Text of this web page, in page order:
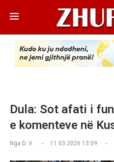
Dula: Sot afati i
e komenteve në
Nga D. V. 11.03.2026 13:59